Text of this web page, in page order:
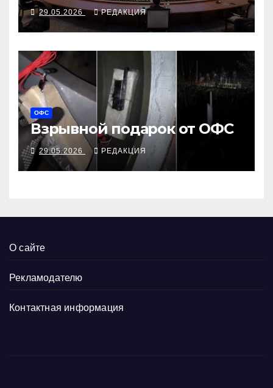
29.05.2026 РЕДАКЦИЯ
ОФС
Взрывной подарок от ОФС
29.05.2026 РЕДАКЦИЯ
О сайте
Рекламодателю
Контактная информация